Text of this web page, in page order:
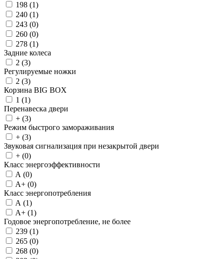
198 (1)
240 (1)
243 (0)
260 (0)
278 (1)
Задние колеса
2 (3)
Регулируемые ножки
2 (3)
Корзина BIG BOX
1 (1)
Перенавеска двери
+ (3)
Режим быстрого замораживания
+ (3)
Звуковая сигнализация при незакрытой двери
+ (0)
Класс энергоэффективности
A (0)
A+ (0)
Класс энергопотребления
A (1)
A+ (1)
Годовое энергопотребление, не более
239 (1)
265 (0)
268 (0)